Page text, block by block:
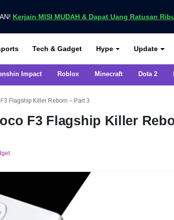
Kerjain MISI MUDAH & Dapat Uang Ratusan
di VCGamersTech & Gadget Hype Update
Impact Roblox Minecraft Dota 2
Flagship Killer Reborn – Part 3
F3 Flagship Killer